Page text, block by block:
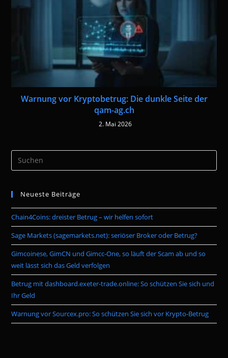
Warnung vor Kryptobetrug: Die dunkle Seite der
qam-ag.ch
2. Mai 2026
the
Neueste Beiträge
Chain4Coins: dreister Betrug – wir helfen sofort
Sage Markets (sagemarkets.net): seriöser Broker oder Betrug?
Gimcoinese, GimCN und Gimcc-One, so läuft der Scam ab und so
weit lässt sich das Geld verfolgen
Betrug mit dashboard.exeter-trade.online: So schützen Sie sich und
Ihr Geld
Warnung vor Sourcex.pro: So schützen Sie sich vor Krypto-Betrug